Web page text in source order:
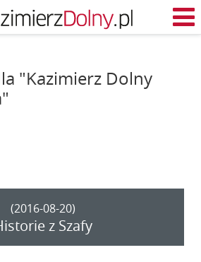
"Kazimierz Dolny
(2016-08-20)
z Szafy